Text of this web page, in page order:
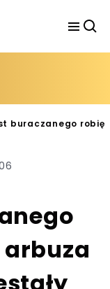
buraczanego robię
arbuza